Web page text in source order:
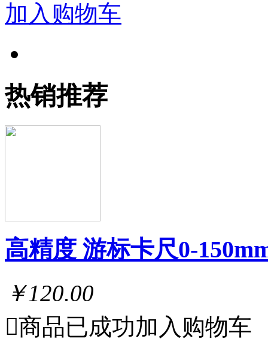
加入购物车
热销推荐
高精度 游标卡尺0-
￥120.00
商品已成功加入购物车